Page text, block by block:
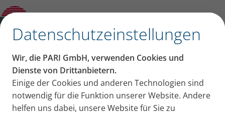
Datenschutzeinstellungen
Wir, die PARI GmbH, verwenden Cookies und
Dienste von Drittanbietern.
Einige der Cookies und anderen Technologien sind
notwendig für die Funktion unserer Website. Andere
helfen uns dabei, unsere Website für Sie zu
Produktberater